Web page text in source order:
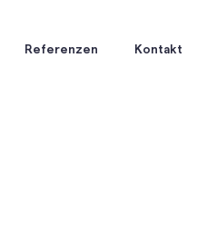
Referenzen Kontakt